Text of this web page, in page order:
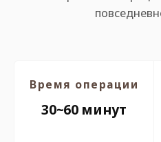
Время операции
30~60 минут